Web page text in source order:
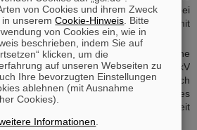
nehmen würde. Die hierbei
des Gesamtsystems fällt somit
etwa 400 kA wird erreicht, indem eine
Kapazität von 2 mF auf ca. 14kV
Energie liegt dann im Bereich
in etwa der kinetischen Energie eines
1400 kg, das mit einer Geschwindigkeit
von Cookies und ihrem Zweck
in unseremCookie-Hinweis . Bitte
von Cookies ein, wie in
beschrieben, indem Sie auf
klicken, um die
auf unseren Webseiten zu
Ihre bevorzugten Einstellungen
ablehnen (mit Ausnahme
Cookies).
Informationen